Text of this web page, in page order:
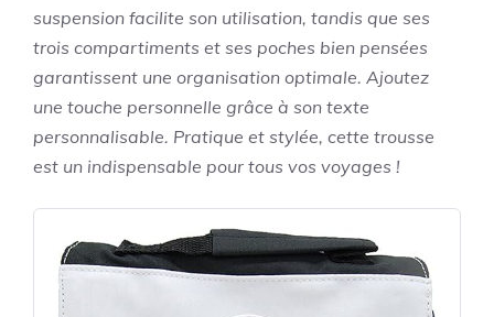
suspension facilite son utilisation, tandis que ses
trois compartiments et ses poches bien pensées
garantissent une organisation optimale. Ajoutez
une touche personnelle grâce à son texte
personnalisable. Pratique et stylée, cette trousse
est un indispensable pour tous vos voyages !